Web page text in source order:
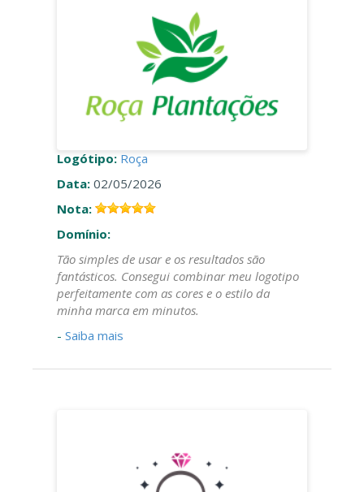
Logótipo: Roça
Data: 02/05/2026
Nota:
Domínio:
Tão simples de usar e os resultados são
fantásticos. Consegui combinar meu logotipo
perfeitamente com as cores e o estilo da
minha marca em minutos.
- Saiba mais